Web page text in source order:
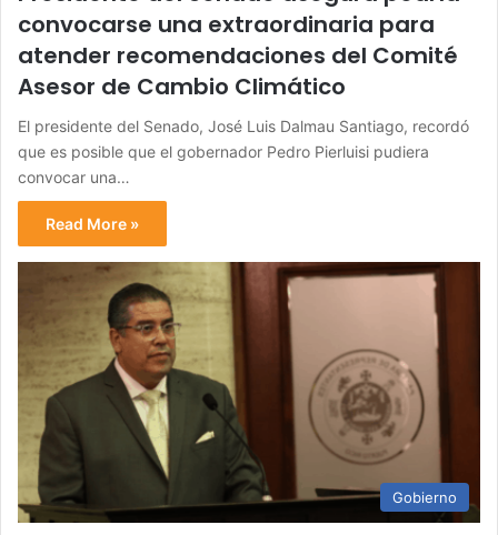
convocarse una extraordinaria para
atender recomendaciones del Comité
Asesor de Cambio Climático
El presidente del Senado, José Luis Dalmau Santiago, recordó
que es posible que el gobernador Pedro Pierluisi pudiera
convocar una…
Read More »
Gobierno